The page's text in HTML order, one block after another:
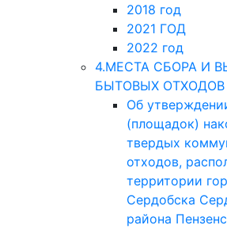
2018 год
2021 ГОД
2022 год
4.МЕСТА СБОРА И
БЫТОВЫХ ОТХОДОВ
Об
(площадок)
твердых
отходов,
территории
Сердобска
района